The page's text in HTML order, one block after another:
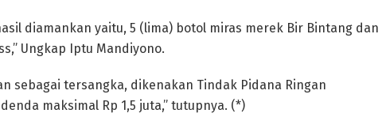
diamankan yaitu, 5 (lima) botol miras merek Bir Bintang dan
Ungkap Iptu Mandiyono.
sebagai tersangka, dikenakan Tindak Pidana Ringan
maksimal Rp 1,5 juta,” tutupnya. (*)